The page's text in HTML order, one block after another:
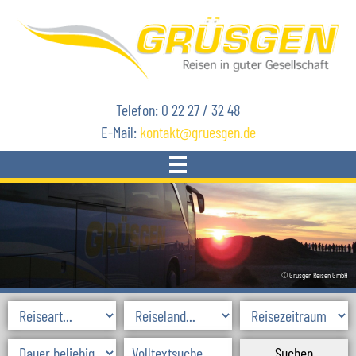
Telefon: 0 22 27 / 32 48
E-Mail: kontakt gruesgen.de
START
REISEN
AKTUELLES
SKIREISEN
© Grüsgen Reisen GmbH